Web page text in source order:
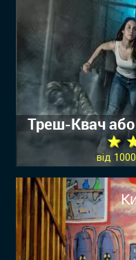
Треш-Квач
★
від